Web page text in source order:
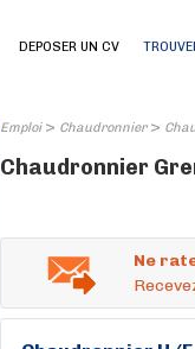
DEPOSER UN CV
Emploi> Chaudronnier>
Chaudronnier
Ne